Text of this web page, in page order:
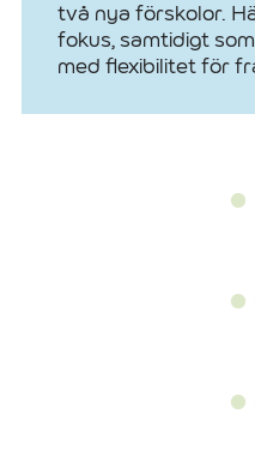
två nya förskolor.
fokus, samtidigt
med flexibilitet för